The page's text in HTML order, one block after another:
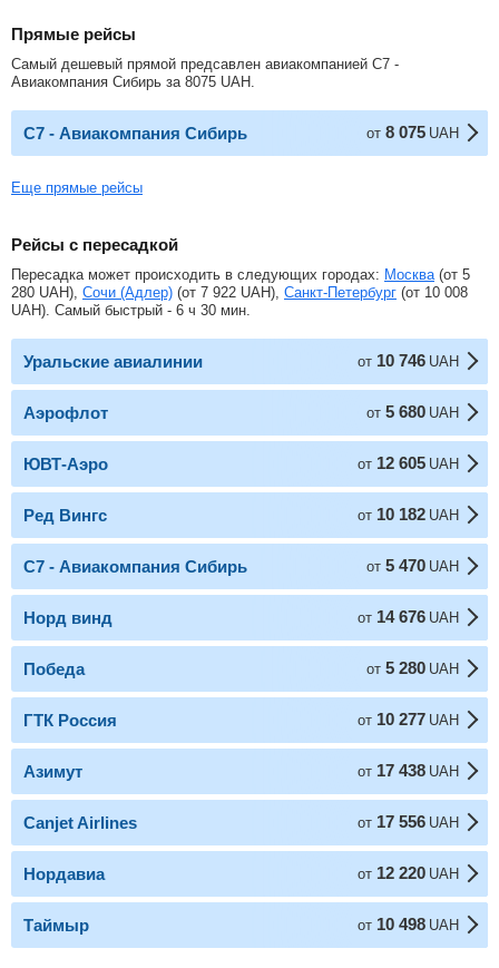
Прямые рейсы
Самый дешевый прямой предсавлен авиакомпанией С7 -
Авиакомпания Сибирь за 8075 UAH
С7 - Авиакомпания Сибирь от 8 075 UAH
Еще прямые рейсы
Рейсы с пересадкой
Пересадка может происходить в следующих городах: Москва (от 5
280 UAH), Сочи (Адлер) (от 7 922 UAH), Санкт-Петербург (от 10 008
UAH). Самый быстрый - 6 ч 30 мин.
Уральские авиалинии от 10 746 UAH
Аэрофлот от 5 680 UAH
ЮВТ-Аэро от 12 605 UAH
Ред Вингс от 10 182 UAH
С7 - Авиакомпания Сибирь от 5 470 UAH
Норд винд от 14 676 UAH
Победа от 5 280 UAH
ГТК Россия от 10 277 UAH
Азимут от 17 438 UAH
Canjet Airlines от 17 556 UAH
Нордавиа от 12 220 UAH
Таймыр от 10 498 UAH